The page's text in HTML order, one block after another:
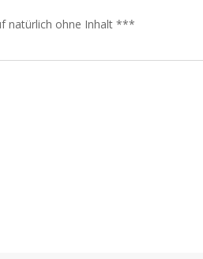
natürlich ohne Inhalt ***